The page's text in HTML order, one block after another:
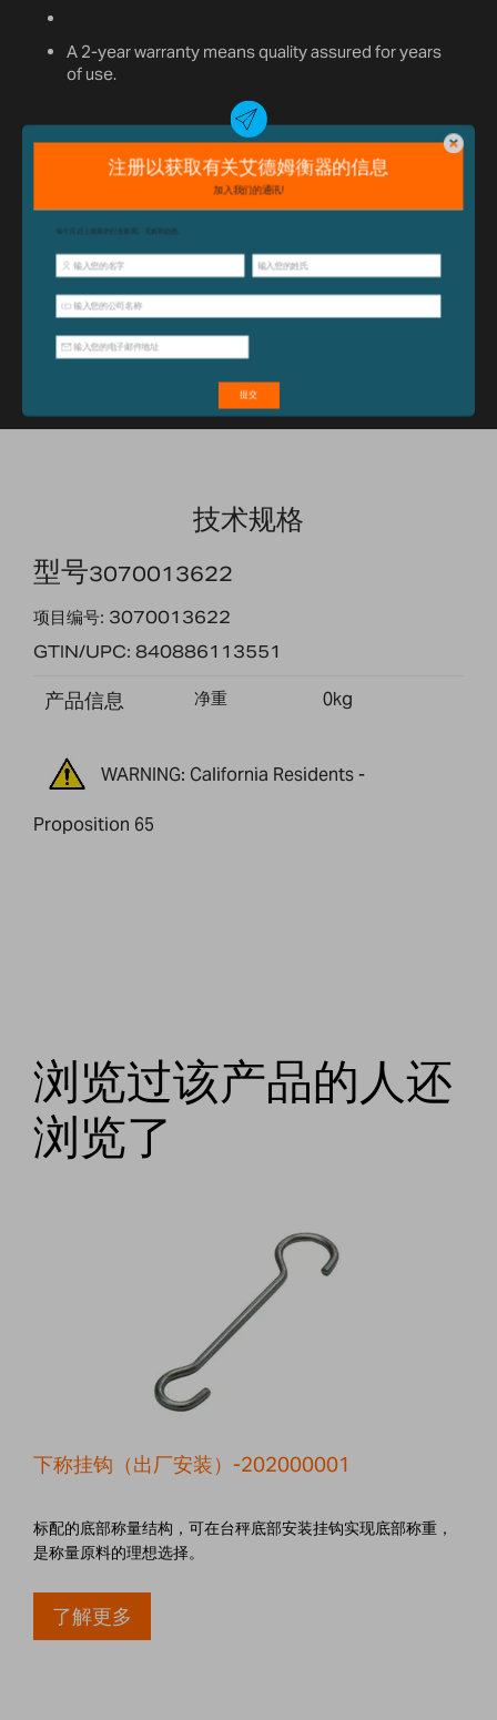
A 2-year warranty means quality assured for years
of use.
已经购买此产品？ 单击此处 获取支
持，包括配件和操作指南。
技术规格
型号3070013622
项目编号: 3070013622
GTIN/UPC: 840886113551
产品信息 净重 0kg
WARNING: California Residents -
Proposition 65
浏览过该产品的人还
浏览了
下称挂钩（出厂安装）-202000001
标配的底部称量结构，可在台秤底部安装挂钩实现底部称重，
是称量原料的理想选择。
了解更多